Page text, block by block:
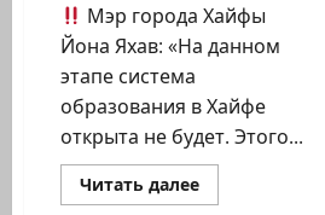
Мэр города Хайфы
Йона Яхав: «На данном
этапе система
образования в Хайфе
открыта не будет. Этого...
Читать далееПрочитать
больше